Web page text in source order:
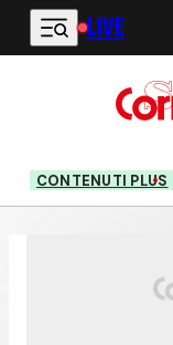
Vai al contenuto
LIVE
CONTENUTI PLUS